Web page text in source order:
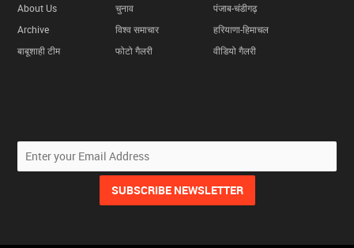
About Us
Archive
बाबूशाही टीम
चुनाव
विश्व समाचार
फोटो गैलरी
पंजाब-चंडीगढ़
हरियाणा-हिमाचल
वीडियो गैलरी